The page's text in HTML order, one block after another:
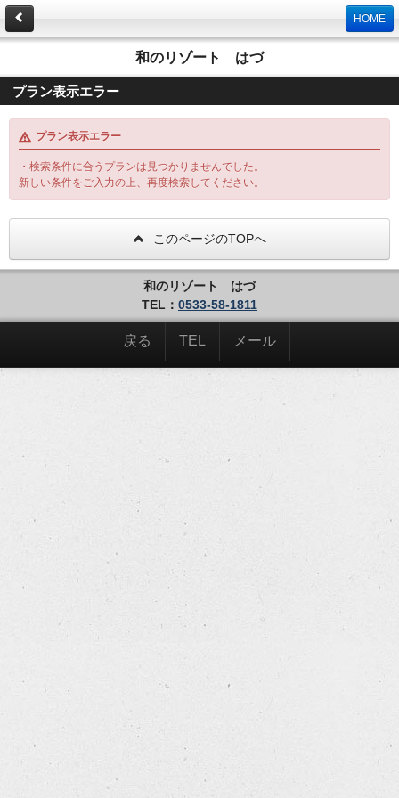
HOME
和のリゾート はづ
プラン表示エラー
プラン表示エラー
・検索条件に合うプランは見つかりませんでした。
新しい条件をご入力の上、再度検索してください。
このページのTOPへ
和のリゾート はづ
TEL： 0533-58-1811
戻る TEL メール